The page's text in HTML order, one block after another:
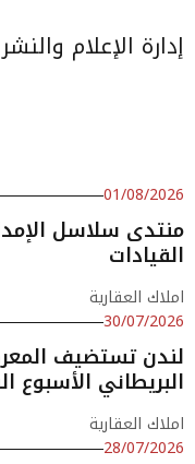
إدارة الإعلام والنشر
01/08/2026
منتدى سلاسل
القيادات
املاك العقارية
30/07/2026
لندن تستضيف
البريطاني الأسبوع
املاك العقارية
28/07/2026